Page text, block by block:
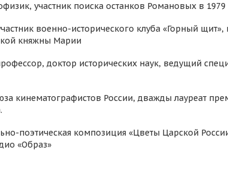
участник поиска останков Романовых в 1979
военно-исторического клуба «Горный
княжны Марии
доктор исторических наук, ведущий
кинематографистов России, дважды лауреат
поэтическая композиция «Цветы Царской
«Образ»